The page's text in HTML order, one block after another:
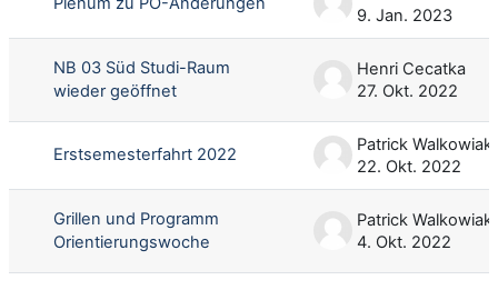
9. Jan. 2023
NB 03 Süd Studi-Raum
wieder geöffnet
Henri Cecatka
27. Okt. 2022
Erstsemesterfahrt 2022
Patrick Walkowiak
22. Okt. 2022
Grillen und Programm
Orientierungswoche
Patrick Walkowiak
4. Okt. 2022